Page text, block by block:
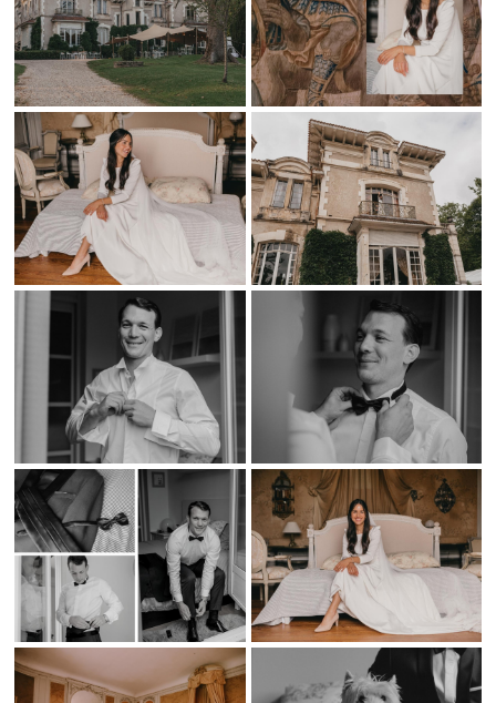
Natalia llevaba un vestido deIsabel Zapardiezsencillo y elegante.
Que resaltaba su figura y que encajaba perfectamente en el estilo
de boda que habían preparado. Que bonito fue para nosotros
hacer las fotos a esta maravillosa pareja. Se les veía enamorados y
felices y las fotos así lo reflejan. Tanto dentro como fuera del
Chateau no nos imaginamos un mejor escenario para una boda. El
chateau esta decorado tal y como estaba en el siglo XVIII ,lo han
respetado tal y como estaba. Y Reina de bodas se encargo de
ponerlo aun mas bonito. El cocktail con musica en directo, la
decoración floral sus salones etc hizo que casi nos faltara tiempo
para fotografiar todo lo que sucedió ese dia.
Gracias a Natalia y Fabien por confiar en Vasver para este dia tan
especial . Y gracias a todos los proveedores que participaron este
dia. Sin ellos seria imposible hacer un trabajo tan bonito.